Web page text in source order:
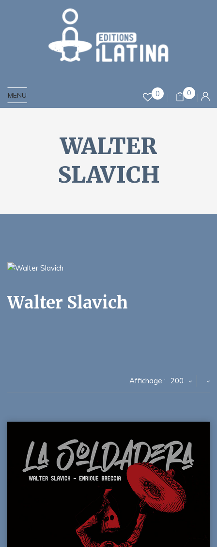
MENU 0 0
WALTER
SLAVICH
Walter Slavich
Affichage : 200